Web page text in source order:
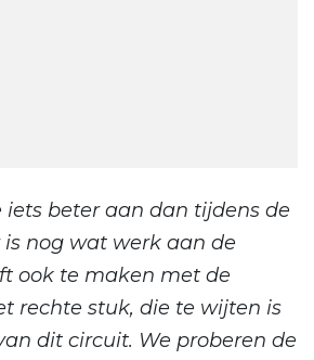
iets beter aan dan tijdens de
nog wat werk aan de
ook te maken met de
rechte stuk, die te wijten is
dit circuit. We proberen de